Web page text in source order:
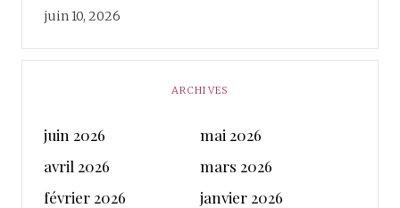
juin 10, 2026
ARCHIVES
juin 2026
mai 2026
avril 2026
mars 2026
février 2026
janvier 2026